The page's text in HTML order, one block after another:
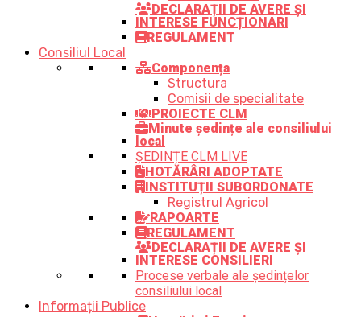
DECLARAȚII DE AVERE ȘI
INTERESE FUNCȚIONARI
REGULAMENT
Consiliul Local
Componența
Structura
Comisii de specialitate
PROIECTE CLM
Minute ședințe ale consiliului
local
ȘEDINȚE CLM LIVE
HOTĂRÂRI ADOPTATE
INSTITUȚII SUBORDONATE
Registrul Agricol
RAPOARTE
REGULAMENT
DECLARAȚII DE AVERE ȘI
INTERESE CONSILIERI
Procese verbale ale ședințelor
consiliului local
Informații Publice